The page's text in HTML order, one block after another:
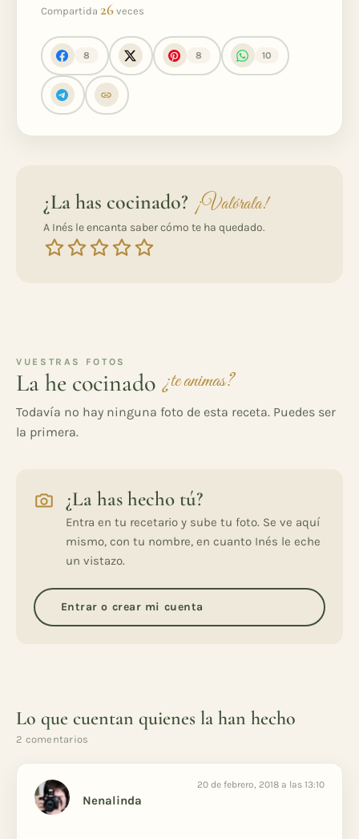
Compartida 26 veces
8 8 10
¿La has cocinado? ¡Valórala!
A Inés le encanta saber cómo te ha quedado.
VUESTRAS FOTOS
La he cocinado ¿te animas?
Todavía no hay ninguna foto de esta receta. Puedes ser
la primera.
¿La has hecho tú?
Entra en tu recetario y sube tu foto. Se ve aquí
mismo, con tu nombre, en cuanto Inés le eche
un vistazo.
Entrar o crear mi cuenta
Lo que cuentan quienes la han hecho
2 comentarios
Nenalinda
20 de febrero, 2018 a las 13:10